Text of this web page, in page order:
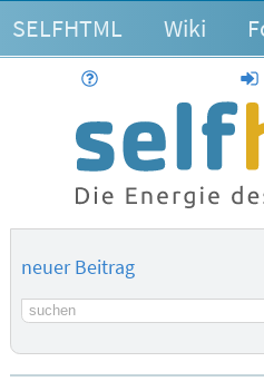
SELFHTML Wiki
neuer Beitrag
Suchbegriff